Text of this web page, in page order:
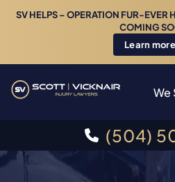
SV HELPS – OPERATION FUR-EVER
COMING
Learn more
We
(504)